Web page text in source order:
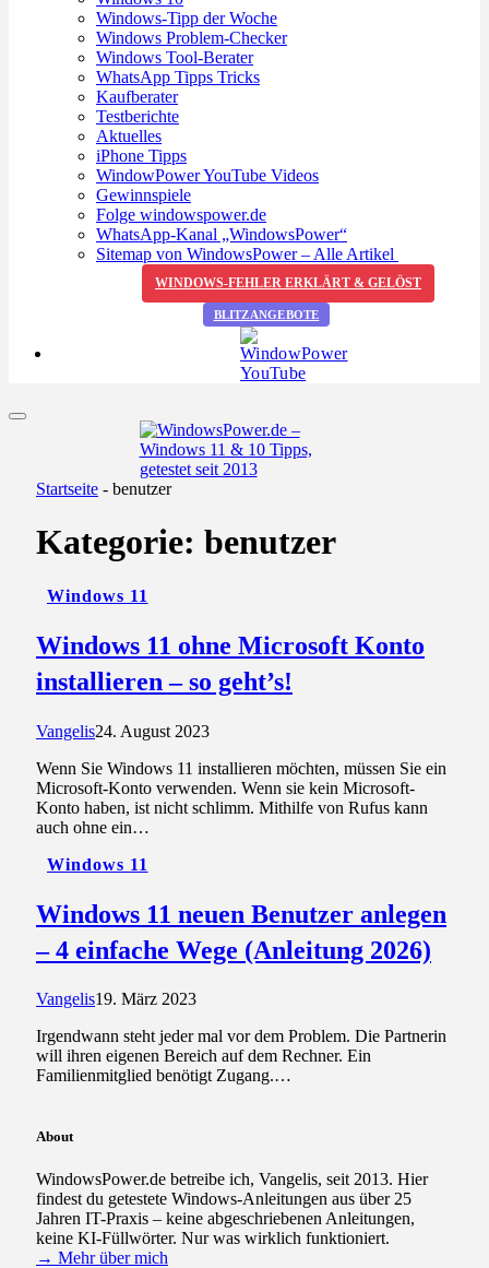
Windows-Tipp der Woche
Windows Problem-Checker
Windows Tool-Berater
WhatsApp Tipps Tricks
Kaufberater
Testberichte
Aktuelles
iPhone Tipps
WindowPower YouTube Videos
Gewinnspiele
Folge windowspower.de
WhatsApp-Kanal „WindowsPower“
Sitemap von WindowsPower – Alle Artikel
WINDOWS-FEHLER ERKLÄRT & GELÖST
BLITZANGEBOTE
Startseite - benutzer
Kategorie: benutzer
Windows 11
Windows 11 ohne Microsoft Konto
installieren – so geht’s!
Vangelis24. August 2023
Wenn Sie Windows 11 installieren möchten, müssen Sie ein
Microsoft-Konto verwenden. Wenn sie kein Microsoft-
Konto haben, ist nicht schlimm. Mithilfe von Rufus kann
auch ohne ein…
Windows 11
Windows 11 neuen Benutzer anlegen
– 4 einfache Wege (Anleitung 2026)
Vangelis19. März 2023
Irgendwann steht jeder mal vor dem Problem. Die Partnerin
will ihren eigenen Bereich auf dem Rechner. Ein
Familienmitglied benötigt Zugang.…
About
WindowsPower.de betreibe ich, Vangelis, seit 2013. Hier
findest du getestete Windows-Anleitungen aus über 25
Jahren IT-Praxis – keine abgeschriebenen Anleitungen,
keine KI-Füllwörter. Nur was wirklich funktioniert.
→ Mehr über mich